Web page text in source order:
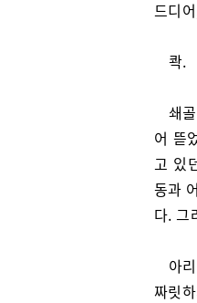
드디
콱.
쇄
어 뜯
고 있
동과
다. 그
아
짜릿